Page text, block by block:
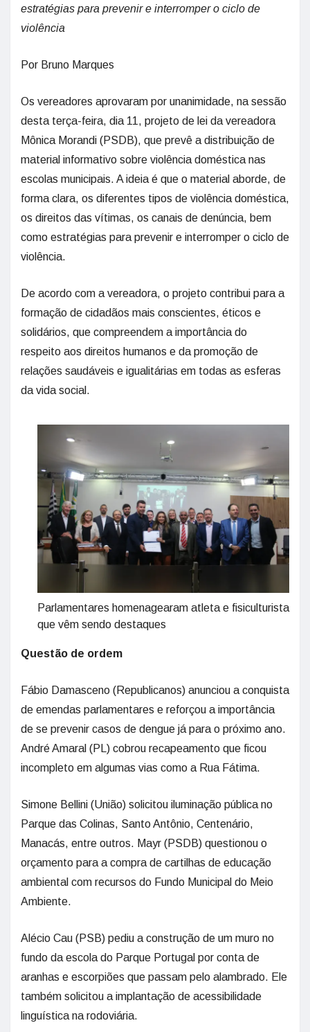
estratégias para prevenir e interromper o ciclo de
violência
Por Bruno Marques
Os vereadores aprovaram por unanimidade, na sessão
desta terça-feira, dia 11, projeto de lei da vereadora
Mônica Morandi (PSDB), que prevê a distribuição de
material informativo sobre violência doméstica nas
escolas municipais. A ideia é que o material aborde, de
forma clara, os diferentes tipos de violência doméstica,
os direitos das vítimas, os canais de denúncia, bem
como estratégias para prevenir e interromper o ciclo de
violência.
De acordo com a vereadora, o projeto contribui para a
formação de cidadãos mais conscientes, éticos e
solidários, que compreendem a importância do
respeito aos direitos humanos e da promoção de
relações saudáveis e igualitárias em todas as esferas
da vida social.
Parlamentares homenagearam atleta e fisiculturista
que vêm sendo destaques
Questão de ordem
Fábio Damasceno (Republicanos) anunciou a conquista
de emendas parlamentares e reforçou a importância
de se prevenir casos de dengue já para o próximo ano.
André Amaral (PL) cobrou recapeamento que ficou
incompleto em algumas vias como a Rua Fátima.
Simone Bellini (União) solicitou iluminação pública no
Parque das Colinas, Santo Antônio, Centenário,
Manacás, entre outros. Mayr (PSDB) questionou o
orçamento para a compra de cartilhas de educação
ambiental com recursos do Fundo Municipal do Meio
Ambiente.
Alécio Cau (PSB) pediu a construção de um muro no
fundo da escola do Parque Portugal por conta de
aranhas e escorpiões que passam pelo alambrado. Ele
também solicitou a implantação de acessibilidade
linguística na rodoviária.